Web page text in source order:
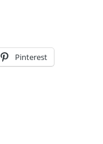
Pinterest